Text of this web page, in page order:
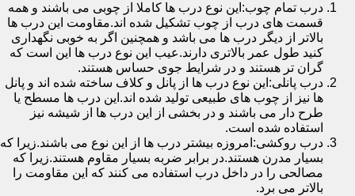
درب تمام چوب:این نوع درب ها کاملا از چوبی می باشند و همه
قسمت های درب از چوب تشکیل شده اند.مقاومت این درب ها
بالاتر از دیگر درب ها می باشد و همچنین اگر به خوبی نگهداری
کنید طول عمر بالاتری دارند.عیب این نوع درب ها این است که
گران تر هستند و در شرایط جوی حساس هستند.
درب پانلی:این نوع درب ها از پانل و کلاف ساخته شده اند و پانل
ها نیز از چوب های طبیعی تولید شده اند.این درب ها مسطح یا
طرح دار می باشند و در بخشی از این درب ها از شیشه نیز
استفاده شده است.
درب روکشی:امروزه بیشتر درب ها از این نوع می باشند.زیرا که
بسیار مدرن هستند.در برابر ضربه بسیار مقاوم هستند.زیرا که
مصالحی را در داخل درب استفاده می کنند که این مقاومت را
بالاتر می برد.